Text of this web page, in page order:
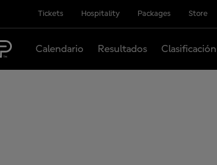
Tickets Hospitality Packages Store
Calendario Resultados Clasificación